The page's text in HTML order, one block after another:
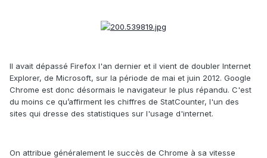
Il avait dépassé Firefox l'an dernier et il vient de doubler Internet
Explorer, de Microsoft, sur la période de mai et juin 2012. Google
Chrome est donc désormais le navigateur le plus répandu. C'est
du moins ce qu’affirment les chiffres de StatCounter, l'un des
sites qui dresse des statistiques sur l'usage d'internet.
On attribue généralement le succès de Chrome à sa vitesse